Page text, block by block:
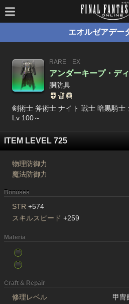
エオルゼアデー
RARE
EX
アンダーキープ・デ
胴防具
剣術士 斧術士 ナイト 戦士 暗黒騎士
Lv 100～
ITEM LEVEL 725
物理防御力
魔法防御力
Bonuses
STR +574
スキルスピード +259
Materia
Craft & Repair
修理レベル
甲冑